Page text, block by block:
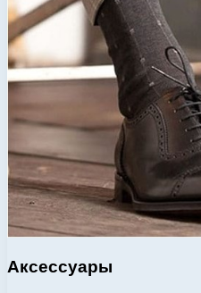
Аксессуары